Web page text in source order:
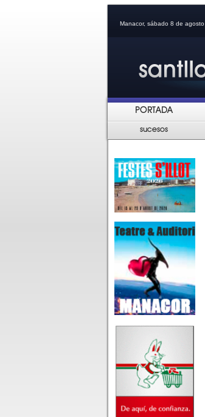
Manacor, sábado 8 de agosto